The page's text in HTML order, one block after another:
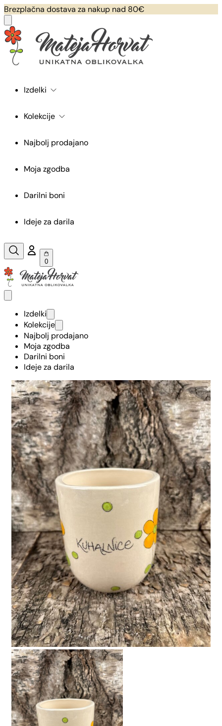
Brezplačna dostava za nakup nad 80€
Izdelki
Kolekcije
Najbolj prodajano
Moja zgodba
Darilni boni
Ideje za darila
0
Izdelki
Kolekcije
Najbolj prodajano
Moja zgodba
Darilni boni
Ideje za darila